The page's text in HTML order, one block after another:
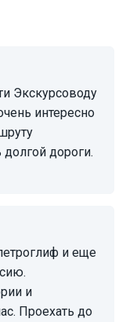
интересно
дороги.
и
Проехать до